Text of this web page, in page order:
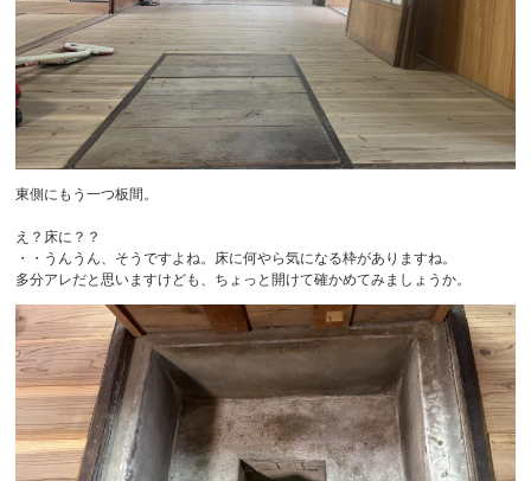
東側にもう一つ板間。
え？床に？？
・・うんうん、そうですよね。床に何やら気になる枠がありますね。
多分アレだと思いますけども、ちょっと開けて確かめてみましょうか。